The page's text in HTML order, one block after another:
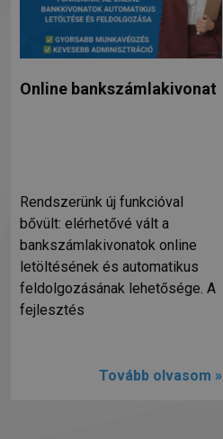
Online bankszámlakivonat
Rendszerünk új funkcióval
bővült: elérhetővé vált a
bankszámlakivonatok online
letöltésének és automatikus
feldolgozásának lehetősége. A
fejlesztés
Tovább olvasom »